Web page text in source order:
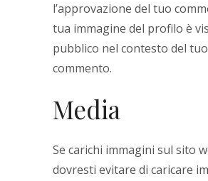
l’approvazione del tuo
tua immagine del profilo è
pubblico nel contesto del tuo
commento.
Media
Se carichi immagini sul sito
dovresti evitare di caricare